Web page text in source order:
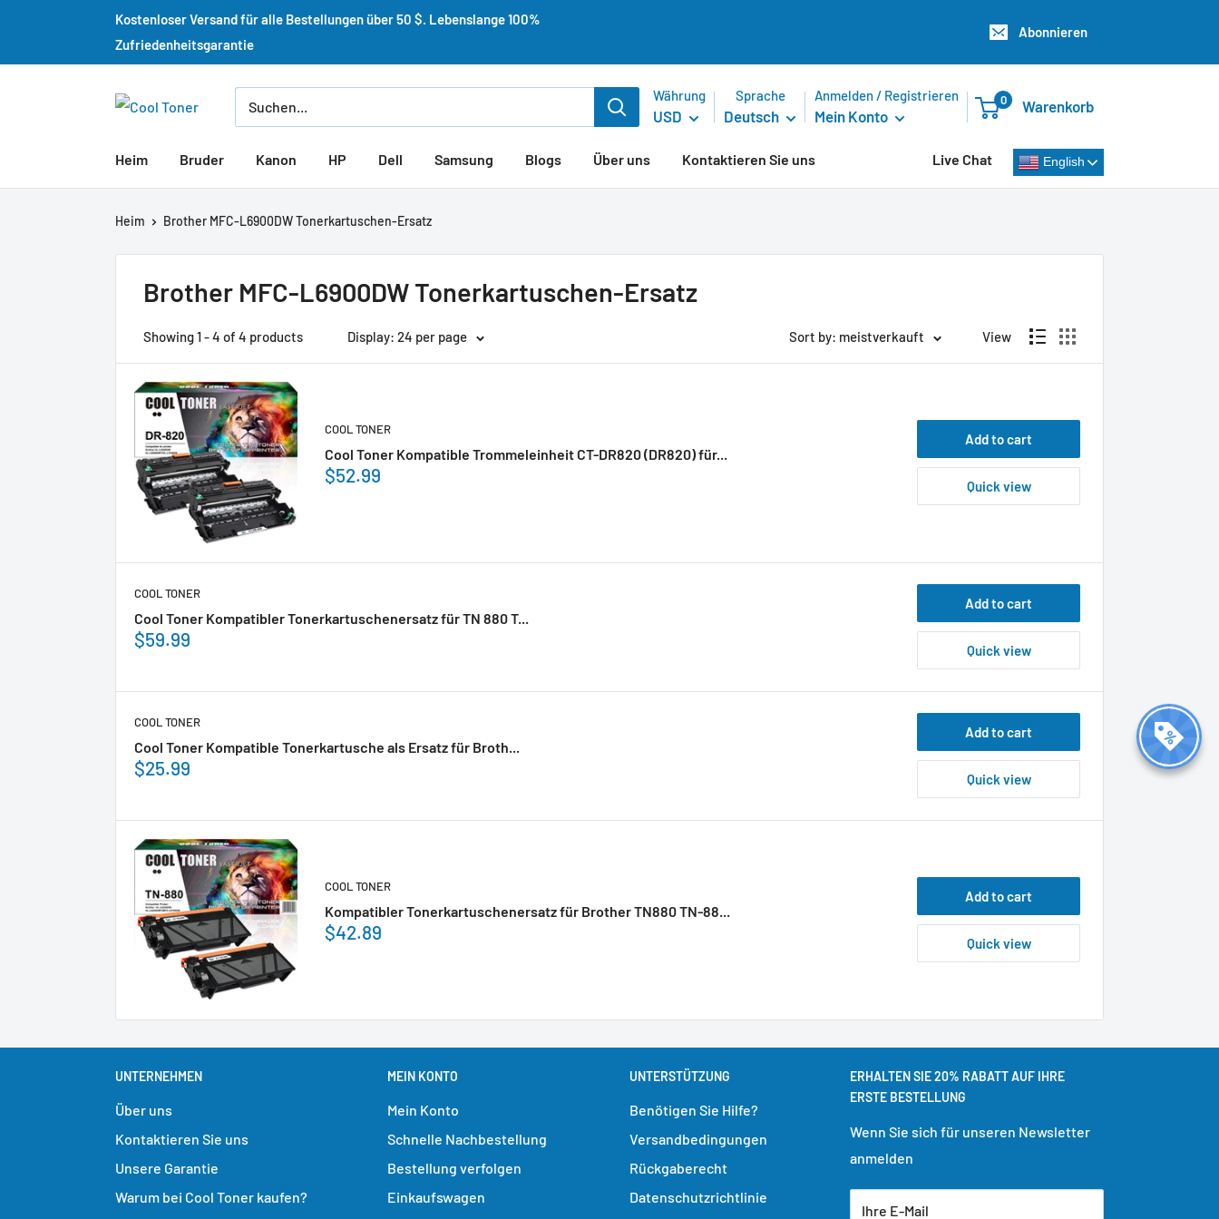
Kostenloser Versand für alle Bestellungen über 50 $. Lebenslange 100%
Zufriedenheitsgarantie
Abonnieren
Währung
USD
Sprache
Deutsch
Anmelden / Registrieren
Mein Konto
0 Warenkorb
Heim Bruder Kanon HP Dell Samsung Blogs Über uns Kontaktieren Sie uns Live Chat English
Heim Brother MFC-L6900DW Tonerkartuschen-Ersatz
Brother MFC-L6900DW Tonerkartuschen-Ersatz
Showing 1 - 4 of 4 products Display: 24 per page Sort by: meistverkauft View
COOL TONER
Cool Toner Kompatible Trommeleinheit CT-DR820 (DR820) für...
$52.99
Add to cart
Quick view
COOL TONER
Cool Toner Kompatibler Tonerkartuschenersatz für TN 880 T...
$59.99
Add to cart
Quick view
COOL TONER
Cool Toner Kompatible Tonerkartusche als Ersatz für Broth...
$25.99
Add to cart
Quick view
COOL TONER
Kompatibler Tonerkartuschenersatz für Brother TN880 TN-88...
$42.89
Add to cart
Quick view
UNTERNEHMEN
Über uns
Kontaktieren Sie uns
Unsere Garantie
Warum bei Cool Toner kaufen?
MEIN KONTO
Mein Konto
Schnelle Nachbestellung
Bestellung verfolgen
Einkaufswagen
UNTERSTÜTZUNG
Benötigen Sie Hilfe?
Versandbedingungen
Rückgaberecht
Datenschutzrichtlinie
ERHALTEN SIE 20% RABATT AUF IHRE
ERSTE BESTELLUNG
Wenn Sie sich für unseren Newsletter
anmelden
Ihre E-Mail